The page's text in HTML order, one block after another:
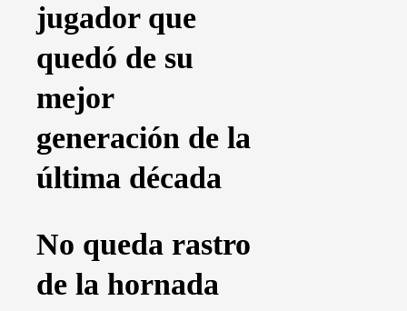
jugador que
quedó de su
mejor
generación de la
última década
No queda rastro
de la hornada